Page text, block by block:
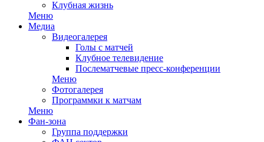
Клубная жизнь
Меню
Медиа
Видеогалерея
Голы с матчей
Клубное телевидение
Послематчевые пресс-конференции
Меню
Фотогалерея
Программки к матчам
Меню
Фан-зона
Группа поддержки